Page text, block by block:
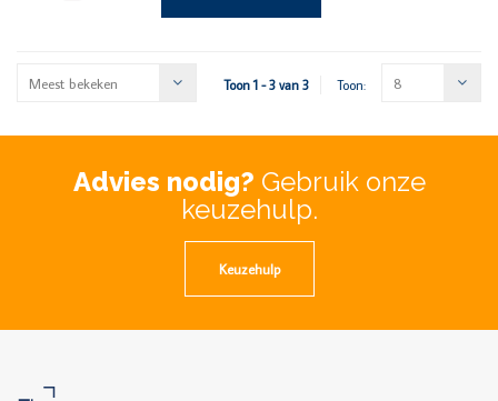
Meest bekeken Toon 1 - 3 van 3 Toon: 8
Advies nodig? Gebruik onze
keuzehulp.
Keuzehulp